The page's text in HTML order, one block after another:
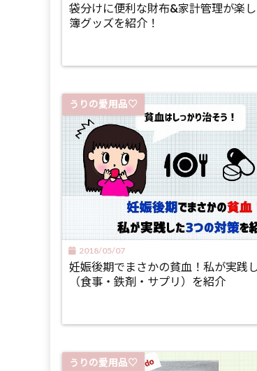
袋分けに便利な財布&家計管理が楽
簿グッズを紹介！
うりの愛用品♡
2018/05/07
妊娠後期でまさかの貧血！私が実践
（食事・鉄剤・サプリ）を紹介
うりの愛用品♡